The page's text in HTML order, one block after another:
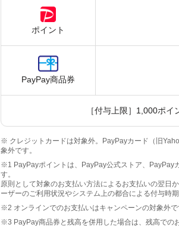
ポイント
PayPay商品券
［付与上限］1,000ポ
※ クレジットカードは対象外。PayPayカード（旧
象外です。
※1 PayPayポイントは、PayPay公式ストア、PayPay
す。
原則として対象のお支払い方法によるお支払いの翌日
ーザーのご利用状況やシステム上の都合による付与時
※2 オンラインでのお支払いはキャンペーンの対象外で
※3 PayPay商品券と残高を併用した場合は、残高での